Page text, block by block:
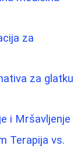
za
za glatku
i Mršavljenje
Terapija vs.